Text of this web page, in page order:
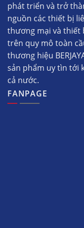
phát triển và trở
nguồn các thiết bị
thương mại và thiết
trên quy mô toàn
thương hiệu
sản phẩm uy tìn tới
cả nước.
FANPAGE